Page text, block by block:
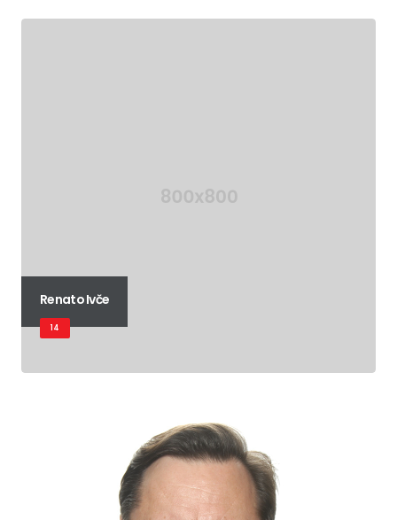
Renato Ivče
14